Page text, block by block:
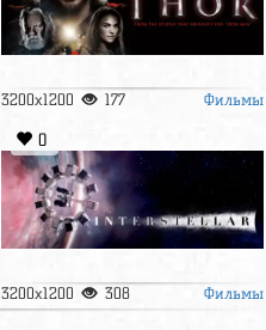
3200x1200 177 Фильмы
0
3200x1200 308 Фильмы